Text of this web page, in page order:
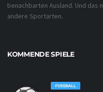
benachbarten Ausland. Und das
andere Sportarten.
KOMMENDE SPIELE
FUSSBALL